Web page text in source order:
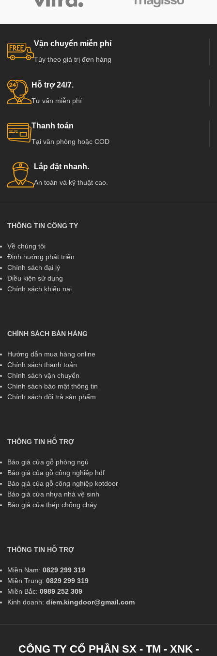
Vận chuyển miễn phí
Tùy theo giá trị đơn hàng
Hỗ trợ 24/7.
Tư vấn miễn phí
Thanh toán
Tại văn phòng hoặc COD
Lắp đặt nhanh.
An toàn và kỹ thuật cao.
THÔNG TIN CÔNG TY
Về chúng tôi
Định hướng phát triển
Chính sách đại lý
Điều kiện sử dụng
Chính sách khiếu nại
CHÍNH SÁCH BÁN HÀNG
Hướng dẫn mua hàng online
Chính sách thanh toán
Chính sách vận chuyển
Chính sách bảo mật thông tin
Chính sách đổi trả sản phẩm
THÔNG TIN HỖ TRỢ
Báo giá cửa gỗ phòng ngủ
Báo giá của gỗ công nghiệp hdf
Báo giá của gỗ công nghiệp kotdoor
Báo giá cửa nhựa nhà vệ sinh
Báo giá cửa thép chống cháy
THÔNG TIN HỖ TRỢ
Miền Nam: 0829 299 319
Miền Trung: 0829 299 319
Miền Bắc: 0989 252 309
Kinh doanh: diem.kingdoor@gmail.com
CÔNG TY CỔ PHẦN SX - TM - XNK -